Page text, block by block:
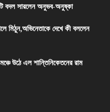
বদল সারলেন অনুভব-অনুষ্কা
মিঠুন,অভিনেতাকে দেখে কী বললেন
উঠে এল শান্তিনিকেতনের রাম